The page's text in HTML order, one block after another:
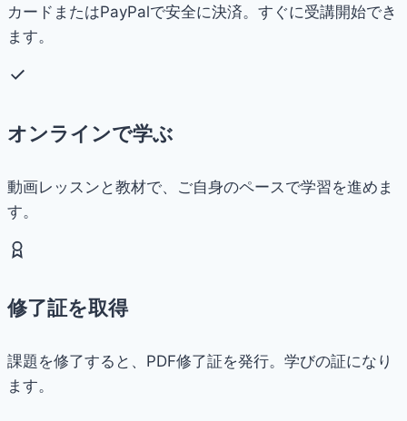
カードまたはPayPalで安全に決済。すぐに受講開始でき
ます。
オンラインで学ぶ
動画レッスンと教材で、ご自身のペースで学習を進めま
す。
修了証を取得
課題を修了すると、PDF修了証を発行。学びの証になり
ます。